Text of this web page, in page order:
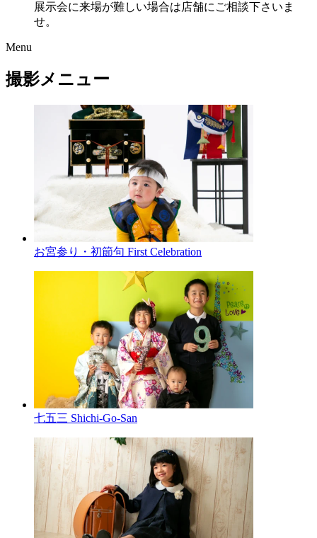
展示会に来場が難しい場合は店舗にご相談下さいま
せ。
Menu
撮影メニュー
お宮参り・初節句 First Celebration
七五三 Shichi-Go-San